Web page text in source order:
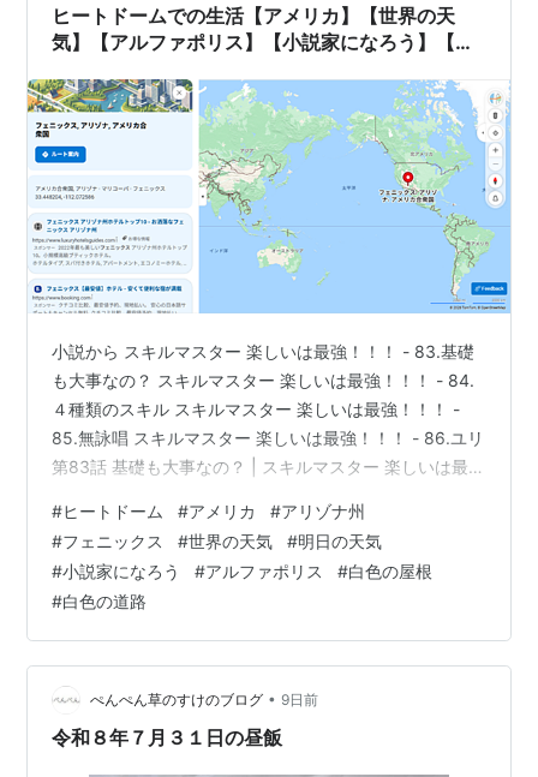
ヒートドームでの生活【アメリカ】【世界の天
気】【アルファポリス】【小説家になろう】【小
小説から スキルマスター 楽しいは最強！！！ - 83.基礎
も大事なの？ スキルマスター 楽しいは最強！！！ - 84.
４種類のスキル スキルマスター 楽しいは最強！！！ -
85.無詠唱 スキルマスター 楽しいは最強！！！ - 86.ユリ
第83話 基礎も大事なの？ | スキルマスター 楽しいは最
ァポリス 第84話 4種類のスキル | スキルマスター 楽しい
は最強！！！ | ファンタジー小説 | 小説投稿サイトのア
ルファポリス 第85話 無詠唱 | スキルマスター 楽しいは
最強！！！ | ファンタジー小説 | 小説投稿サイトのアル
ファ…
#ヒートドーム #アメリカ #アリゾナ州
#フェニックス #世界の天気 #明日の天気
#小説家になろう #アルファポリス #白色の屋根
#白色の道路
ぺんぺん草のすけのブログ • 9日前
令和８年７月３１日の昼飯